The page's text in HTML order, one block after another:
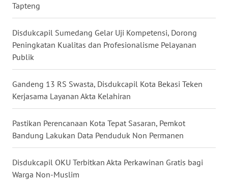
Tapteng
Disdukcapil Sumedang Gelar Uji Kompetensi, Dorong
Peningkatan Kualitas dan Profesionalisme Pelayanan
Publik
Gandeng 13 RS Swasta, Disdukcapil Kota Bekasi Teken
Kerjasama Layanan Akta Kelahiran
Pastikan Perencanaan Kota Tepat Sasaran, Pemkot
Bandung Lakukan Data Penduduk Non Permanen
Disdukcapil OKU Terbitkan Akta Perkawinan Gratis bagi
Warga Non-Muslim
WN
WN
DAIRI
WN
DANAU
TOBA
WN
NIAS
WN